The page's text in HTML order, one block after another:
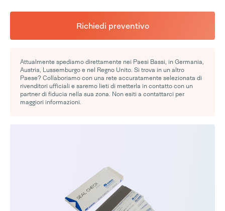
Richiedi preventivo
Attualmente spediamo direttamente nei Paesi Bassi, in Germania,
Austria, Lussemburgo e nel Regno Unito. Si trova in un altro
Paese? Collaboriamo con una rete accuratamente selezionata di
rivenditori ufficiali e saremo lieti di metterla in contatto con un
partner di fiducia nella sua zona. Non esiti a contattarci per
maggiori informazioni.